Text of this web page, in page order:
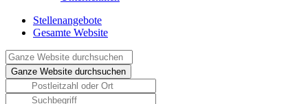
Stellenangebote
Gesamte Website